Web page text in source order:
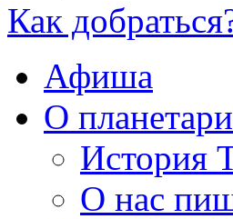
Как
Афиша
О
История
О нас